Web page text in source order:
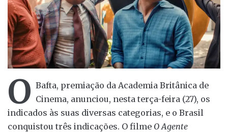
O Bafta, premiação da Academia Britânica de
Cinema, anunciou, nesta terça-feira (27), os
indicados às suas diversas categorias, e o Brasil
conquistou três indicações. O filme O Agente